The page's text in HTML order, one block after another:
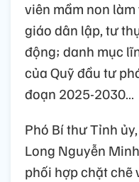
viên mầm non
giáo dân lập, tư
động; danh mục
của Quỹ đầu tư
đoạn 2025-2030…
Phó Bí thư Tỉnh
Long Nguyễn
phối hợp chặt